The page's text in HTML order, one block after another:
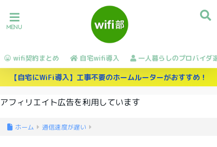
wifi契約まとめ 自宅wifi導入 一人暮らしのプロバイダ
【自宅にWiFi導入】工事不要のホームルーターがおすすめ！
アフィリエイト広告を利用しています
ホーム 通信速度が遅い